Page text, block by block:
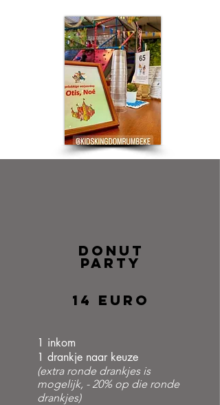
Donut
Party
14 euro
1 inkom
1 drankje naar keuze
(extra ronde drankjes is
mogelijk, - 20% op die ronde
drankjes)